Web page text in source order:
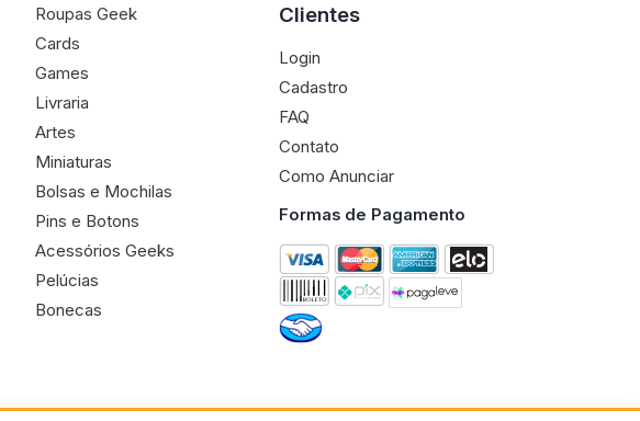
Roupas Geek
Cards
Games
Livraria
Artes
Miniaturas
Bolsas e Mochilas
Pins e Botons
Acessórios Geeks
Pelúcias
Bonecas
Clientes
Login
Cadastro
FAQ
Contato
Como Anunciar
Formas de Pagamento